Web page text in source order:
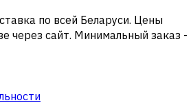
по всей Беларуси. Цены
через сайт. Минимальный заказ -